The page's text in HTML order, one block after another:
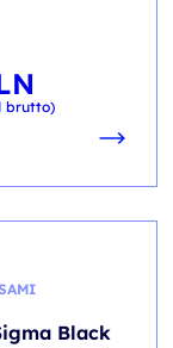
brutto)
Black